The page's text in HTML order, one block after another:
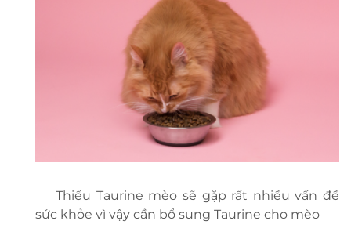
Thiếu Taurine mèo sẽ gặp rất nhiều vấn đề
sức khỏe vì vậy cần bổ sung Taurine cho mèo